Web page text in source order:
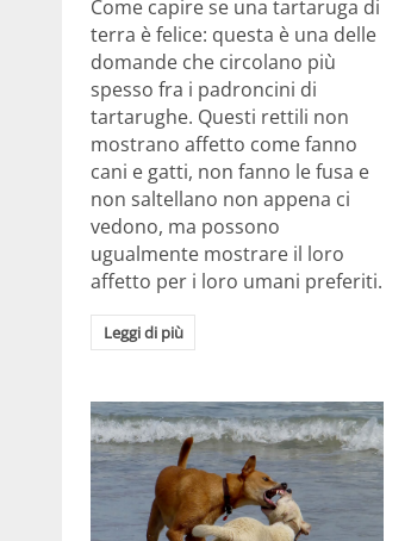
Come capire se una tartaruga di
terra è felice: questa è una delle
domande che circolano più
spesso fra i padroncini di
tartarughe. Questi rettili non
mostrano affetto come fanno
cani e gatti, non fanno le fusa e
non saltellano non appena ci
vedono, ma possono
ugualmente mostrare il loro
affetto per i loro umani preferiti.
Leggi di più